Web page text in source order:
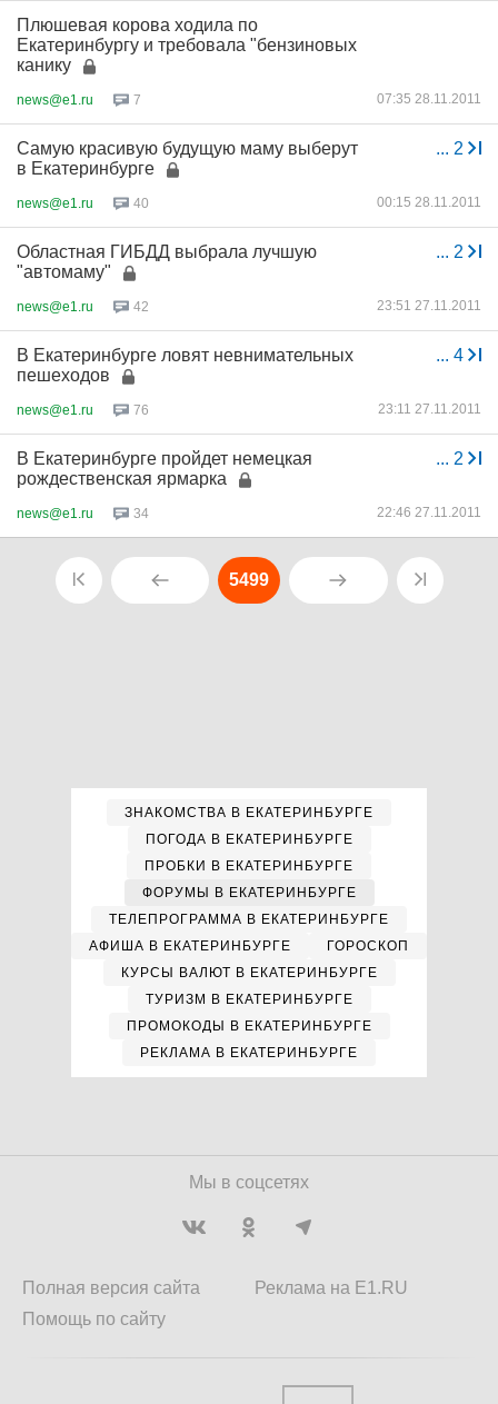
Плюшевая корова ходила по
Екатеринбургу и требовала "бензиновых
канику
news@e1.ru 7 07:35 28.11.2011
... 2
Самую красивую будущую маму выберут
в Екатеринбурге
news@e1.ru 40 00:15 28.11.2011
... 2
Областная ГИБДД выбрала лучшую
"автомаму"
news@e1.ru 42 23:51 27.11.2011
... 4
В Екатеринбурге ловят невнимательных
пешеходов
news@e1.ru 76 23:11 27.11.2011
... 2
В Екатеринбурге пройдет немецкая
рождественская ярмарка
news@e1.ru 34 22:46 27.11.2011
5499
ЗНАКОМСТВА В ЕКАТЕРИНБУРГЕ
ПОГОДА В ЕКАТЕРИНБУРГЕ
ПРОБКИ В ЕКАТЕРИНБУРГЕ
ФОРУМЫ В ЕКАТЕРИНБУРГЕ
ТЕЛЕПРОГРАММА В ЕКАТЕРИНБУРГЕ
АФИША В ЕКАТЕРИНБУРГЕ
ГОРОСКОП
КУРСЫ ВАЛЮТ В ЕКАТЕРИНБУРГЕ
ТУРИЗМ В ЕКАТЕРИНБУРГЕ
ПРОМОКОДЫ В ЕКАТЕРИНБУРГЕ
РЕКЛАМА В ЕКАТЕРИНБУРГЕ
Мы в соцсетях
Полная версия сайта
Помощь по сайту
Реклама на E1.RU